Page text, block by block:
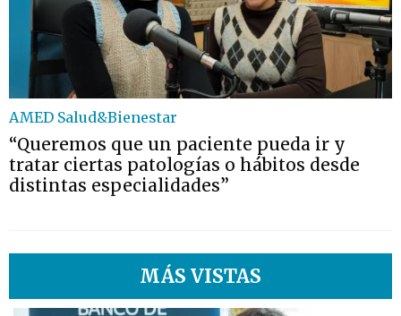
AMED Salud&Bienestar
“Queremos que un paciente pueda ir y
tratar ciertas patologías o hábitos desde
distintas especialidades”
MÁS VISTAS